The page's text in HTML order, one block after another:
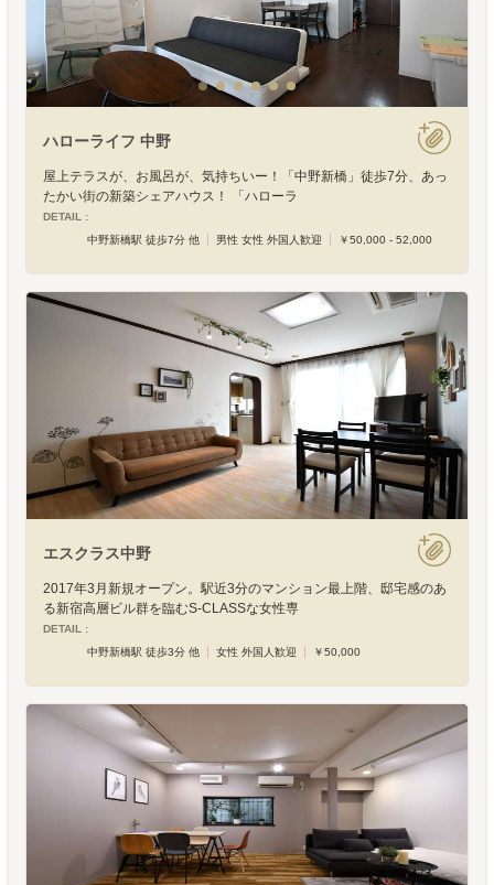
ハローライフ 中野
屋上テラスが、お風呂が、気持ちいー！「中野新橋」徒歩7分、あっ
たかい街の新築シェアハウス！ 「ハローラ
DETAIL :
中野新橋駅 徒歩7分 他
男性 女性 外国人歓迎 ￥50,000 - 52,000
エスクラス中野
2017年3月新規オープン。駅近3分のマンション最上階、邸宅感のあ
る新宿高層ビル群を臨むS-CLASSな女性専
DETAIL :
中野新橋駅 徒歩3分 他
女性 外国人歓迎 ￥50,000